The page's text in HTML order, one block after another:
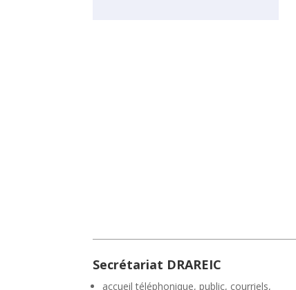
Secrétariat DRAREIC
accueil téléphonique, public, courriels,